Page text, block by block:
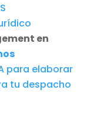
en
para elaborar
tu despacho